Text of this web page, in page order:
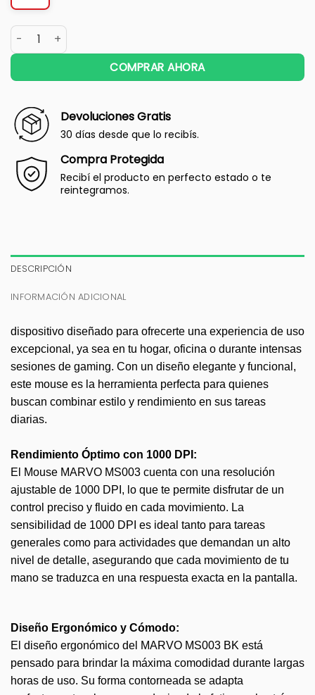
COMPRAR AHORA
Devoluciones Gratis
30 días desde que lo recibís.
Compra Protegida
Recibí el producto en perfecto estado o te
reintegramos.
DESCRIPCIÓN
INFORMACIÓN ADICIONAL
dispositivo diseñado para ofrecerte una experiencia de uso
excepcional, ya sea en tu hogar, oficina o durante intensas
sesiones de gaming. Con un diseño elegante y funcional,
este mouse es la herramienta perfecta para quienes
buscan combinar estilo y rendimiento en sus tareas
diarias.
Rendimiento Óptimo con 1000 DPI:
El Mouse MARVO MS003 cuenta con una resolución
ajustable de 1000 DPI, lo que te permite disfrutar de un
control preciso y fluido en cada movimiento. La
sensibilidad de 1000 DPI es ideal tanto para tareas
generales como para actividades que demandan un alto
nivel de detalle, asegurando que cada movimiento de tu
mano se traduzca en una respuesta exacta en la pantalla.
Diseño Ergonómico y Cómodo:
El diseño ergonómico del MARVO MS003 BK está
pensado para brindar la máxima comodidad durante largas
horas de uso. Su forma contorneada se adapta